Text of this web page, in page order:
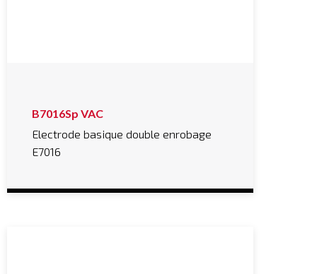
B7016Sp VAC
Electrode basique double enrobage
E7016